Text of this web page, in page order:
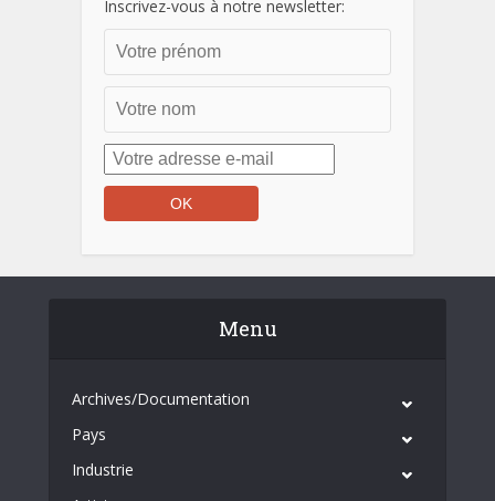
Inscrivez-vous à notre newsletter:
Menu
Archives/Documentation
Pays
Industrie